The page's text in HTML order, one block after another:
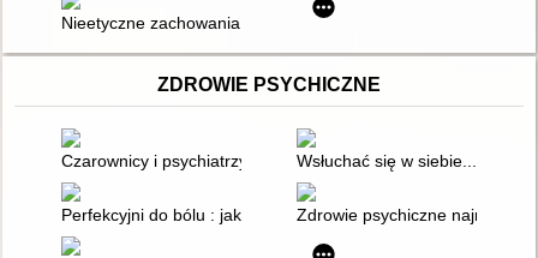
Nieetyczne zachowania w miejscu pracy na przykładzie
ZDROWIE PSYCHICZNE
Czarownicy i psychiatrzy Wsłuchać się w
Perfekcyjni do bólu : jak uwolnić się od perfekcjonizmu
Zdrowie psychiczne